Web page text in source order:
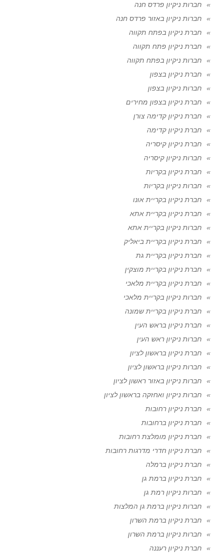
חברות ניקיון פרדס חנה
חברות ניקיון באזור פרדס חנה
חברת ניקיון בפתח תקווה
חברת ניקיון פתח תקווה
חברות ניקיון בפתח תקווה
חברת ניקיון בצפון
חברות ניקיון בצפון
חברת ניקיון בצפון מחירים
חברת ניקיון קדימה צורן
חברת ניקיון קדימה
חברת ניקיון קיסריה
חברות ניקיון קיסריה
חברת ניקיון בקריות
חברות ניקיון בקריות
חברת ניקיון בקריית אונו
חברת ניקיון בקריית אתא
חברות ניקיון בקריית אתא
חברת ניקיון בקריית ביאליק
חברת ניקיון בקריית גת
חברת ניקיון בקריית מוצקין
חברת ניקיון בקריית מלאכי
חברות ניקיון בקריית מלאכי
חברת ניקיון בקריית שמונה
חברת ניקיון בראש העין
חברות ניקיון ראש העין
חברת ניקיון בראשון לציון
חברות ניקיון בראשון לציון
חברות ניקיון באזור ראשון לציון
חברות ניקיון ואחזקה בראשון לציון
חברת ניקיון רחובות
חברת ניקיון ברחובות
חברת ניקיון מומלצת רחובות
חברת ניקיון חדרי מדרגות רחובות
חברת ניקיון ברמלה
חברת ניקיון ברמת גן
חברות ניקיון רמת גן
חברות ניקיון ברמת גן המלצות
חברת ניקיון ברמת השרון
חברות ניקיון ברמת השרון
חברת ניקיון רעננה